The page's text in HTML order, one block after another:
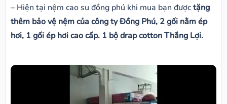
– Hiện tại nệm cao su đồng phú khi mua bạn đượctặng
thêm bảo vệ nệm của công ty Đồng Phú, 2 gối nằm ép
hơi, 1 gối ép hơi cao cấp. 1 bộ drap cotton Thắng Lợi.